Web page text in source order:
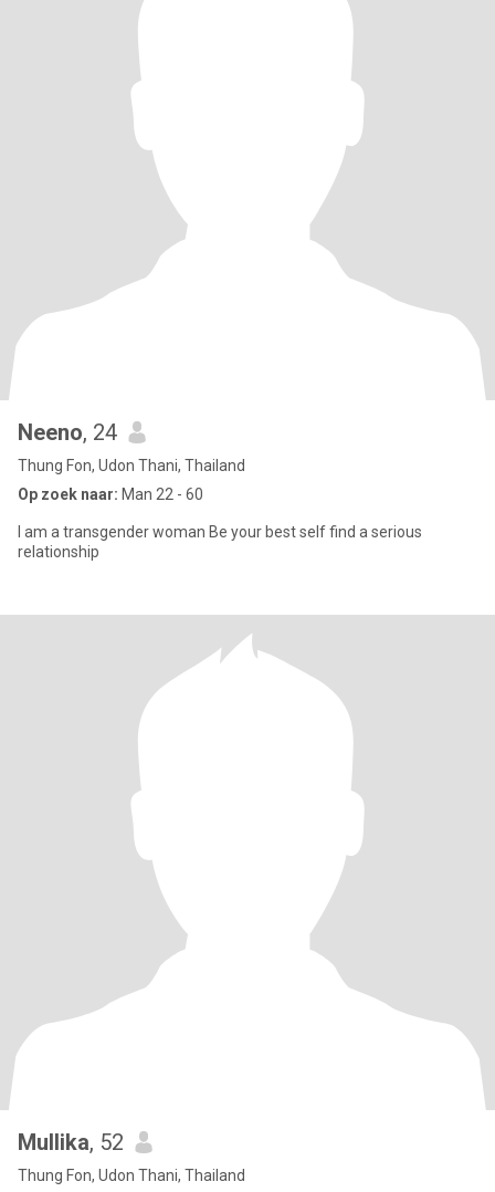
Neeno, 24
Thung Fon, Udon Thani, Thailand
Op zoek naar: Man 22 - 60
I am a transgender woman Be your best self find a serious
relationship
Mullika, 52
Thung Fon, Udon Thani, Thailand